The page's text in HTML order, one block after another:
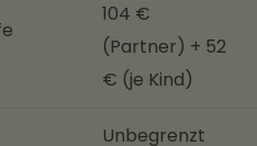
104 €
(Partner) + 52
€ (je Kind)
Unbegrenzt